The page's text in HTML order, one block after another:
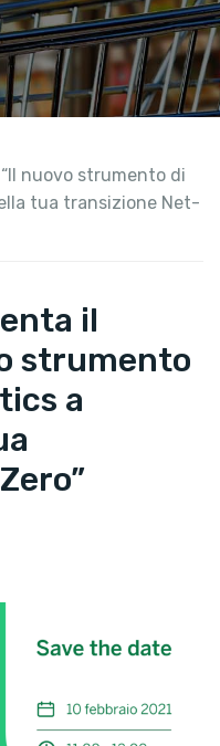
nuovo strumento di
tua transizione Net-
il
strumento
a